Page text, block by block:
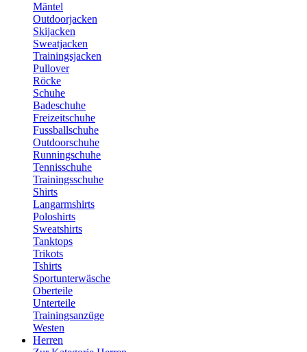
Mäntel
Outdoorjacken
Skijacken
Sweatjacken
Trainingsjacken
Pullover
Röcke
Schuhe
Badeschuhe
Freizeitschuhe
Fussballschuhe
Outdoorschuhe
Runningschuhe
Tennisschuhe
Trainingsschuhe
Shirts
Langarmshirts
Poloshirts
Sweatshirts
Tanktops
Trikots
Tshirts
Sportunterwäsche
Oberteile
Unterteile
Trainingsanzüge
Westen
Herren